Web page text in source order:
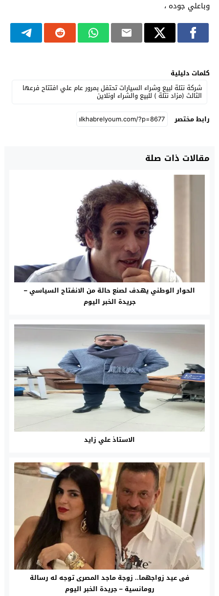
وباعلي جوده ،
كلمات دليلية
شركة نتلة لبيع وشراء السيارات تحتفل بمرور عام علي افتتاح فرعها
الثالث (مزاد نتلة ) للبيع والشراء اونلاين
رابط مختصر
مقالات ذات صلة
الحوار الوطني يهدف لصنع حالة من الانفتاح السياسي –
جريدة الخبر اليوم
الاستاذ علي زايد
فى عيد زواجهما.. زوجة ماجد المصرى توجه له رسالة
رومانسية – جريدة الخبر اليوم